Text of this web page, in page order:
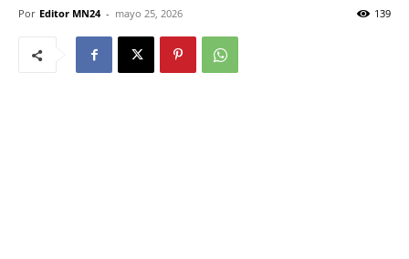
Por Editor MN24 - mayo 25, 2026 139